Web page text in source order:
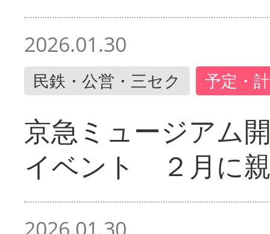
2026.01.30
民鉄・公営・三セク 予定・
京急ミュージアム
イベント ２月に